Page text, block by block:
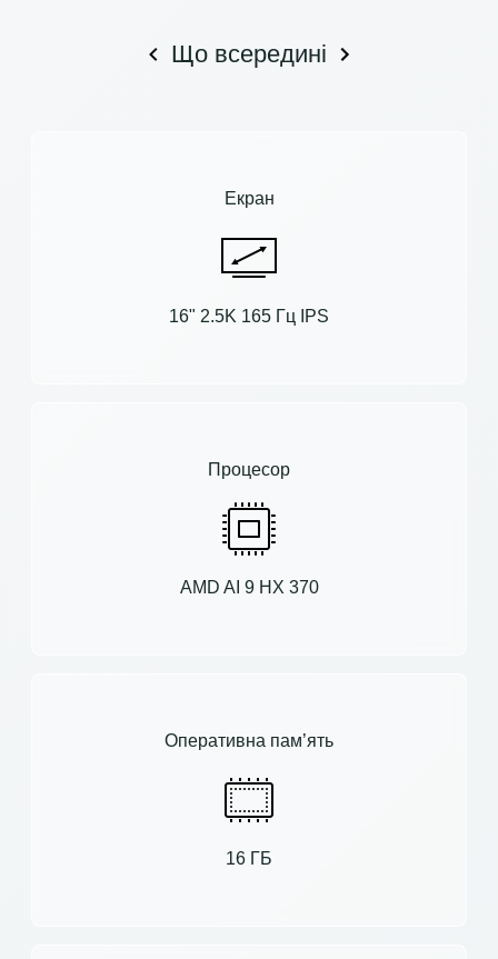
Що всередині
Екран
16" 2.5K 165 Гц IPS
Процесор
AMD AI 9 HX 370
Оперативна пам’ять
16 ГБ